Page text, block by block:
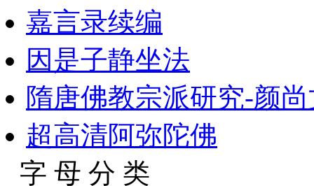
嘉言录续编
因是子静坐法
隋唐佛教宗派研究-颜
超高清阿弥陀佛
字 母 分 类